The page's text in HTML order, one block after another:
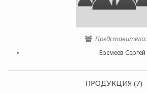
Представители:
Еремеев Сергей
ПРОДУКЦИЯ (7)